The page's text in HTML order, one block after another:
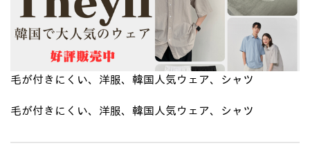
毛が付きにくい、洋服、韓国人気ウェア、シャツ
毛が付きにくい、洋服、韓国人気ウェア、シャツ